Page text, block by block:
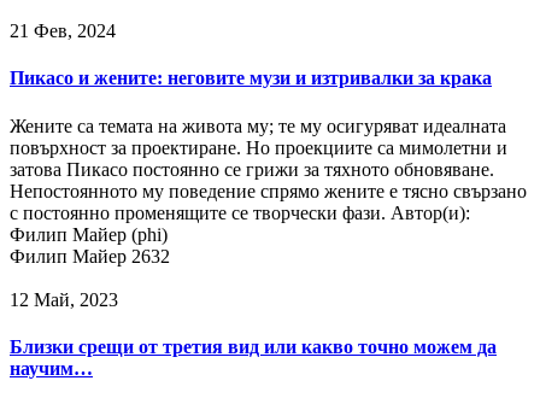
21 Фев, 2024
Пикасо и жените: неговите музи и изтривалки за крака
Жените са темата на живота му; те му осигуряват идеалната
повърхност за проектиране. Но проекциите са мимолетни и
затова Пикасо постоянно се грижи за тяхното обновяване.
Непостоянното му поведение спрямо жените е тясно свързано
с постоянно променящите се творчески фази. Автор(и):
Филип Майер (phi)
Филип Майер 2632
12 Май, 2023
Близки срещи от третия вид или какво точно можем да
научим…